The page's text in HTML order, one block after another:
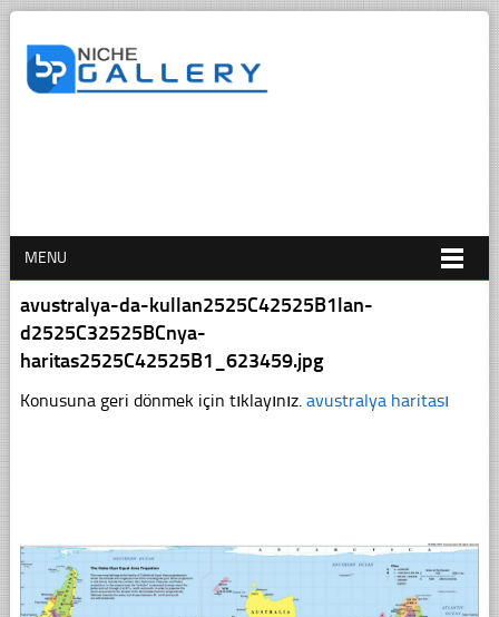
MENU
avustralya-da-kullan2525C42525B1lan-
d2525C32525BCnya-
haritas2525C42525B1_623459.jpg
Konusuna geri dönmek için tıklayınız. avustralya haritası